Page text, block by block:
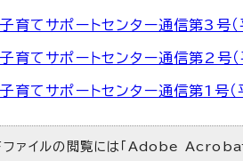
育てサポートセンター通信第3
育てサポートセンター通信第2
育てサポートセンター通信第1
ァイルの閲覧には「Adobe Acrobat